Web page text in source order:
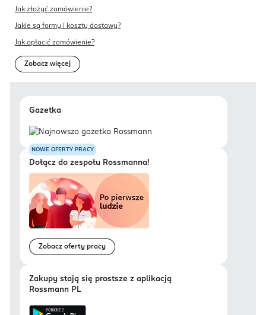
Jak złożyć zamówienie?
Jakie są formy i koszty dostawy?
Jak opłacić zamówienie?
Zobacz więcej
Gazetka
NOWE OFERTY PRACY
Dołącz do zespołu Rossmanna!
Zobacz oferty pracy
Zakupy stają się prostsze z aplikacją
Rossmann PL